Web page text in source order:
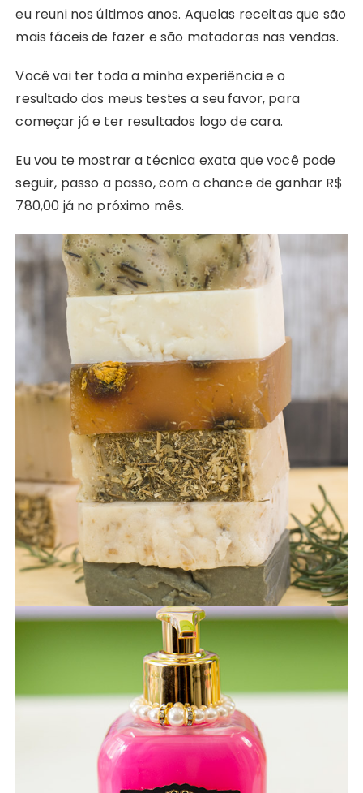
eu reuni nos últimos anos. Aquelas receitas que são
mais fáceis de fazer e são matadoras nas vendas.
Você vai ter toda a minha experiência e o
resultado dos meus testes a seu favor, para
começar já e ter resultados logo de cara.
Eu vou te mostrar a técnica exata que você pode
seguir, passo a passo, com a chance de ganhar R$
780,00 já no próximo mês.